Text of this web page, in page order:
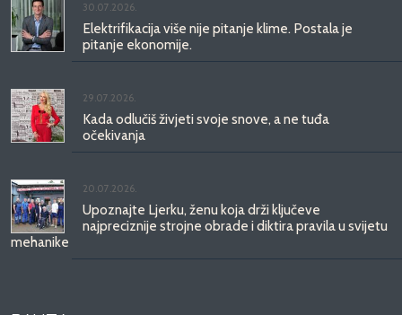
30.07.2026.
Elektrifikacija više nije pitanje klime. Postala je
pitanje ekonomije.
29.07.2026.
Kada odlučiš živjeti svoje snove, a ne tuđa
očekivanja
20.07.2026.
Upoznajte Ljerku, ženu koja drži ključeve
najpreciznije strojne obrade i diktira pravila u svijetu
mehanike